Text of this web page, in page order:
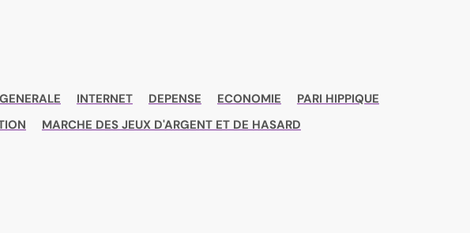
INTERNET DEPENSE ECONOMIE
PARI HIPPIQUE
MARCHE DES JEUX D'ARGENT ET DE HASARD